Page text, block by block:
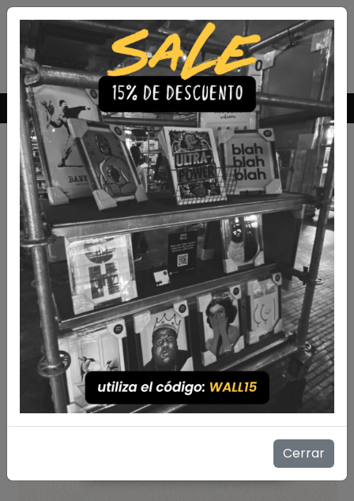
Envío Gratis a todo Chile comprando 3 o más productos
Cerrar